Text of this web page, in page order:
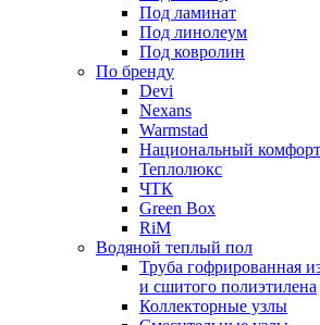
Под ламинат
Под линолеум
Под ковролин
По бренду
Devi
Nexans
Warmstad
Национальный комфорт
Теплолюкс
ЧТК
Green Box
RiM
Водяной теплый пол
Труба гофрированная
и сшитого полиэтилена
Коллекторные узлы